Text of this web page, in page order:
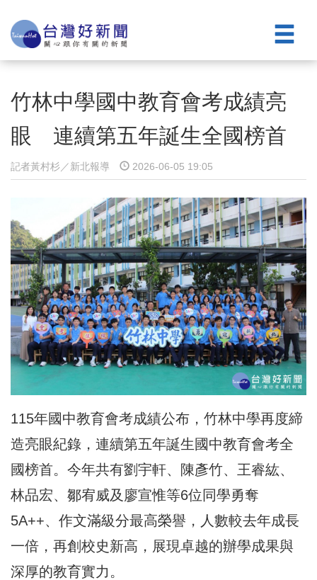
竹林中學國中教育會考成績亮
眼 連續第五年誕生全國榜首
記者黃村杉／新北報導 2026-06-05 19:05
115年國中教育會考成績公布，竹林中學再度締
造亮眼紀錄，連續第五年誕生國中教育會考全
國榜首。今年共有劉宇軒、陳彥竹、王睿紘、
林品宏、鄒宥威及廖宣惟等6位同學勇奪
5A++、作文滿級分最高榮譽，人數較去年成長
一倍，再創校史新高，展現卓越的辦學成果與
深厚的教育實力。